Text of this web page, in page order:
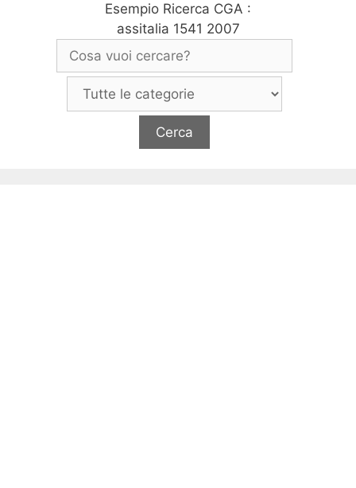
Esempio Ricerca CGA :
assitalia 1541 2007